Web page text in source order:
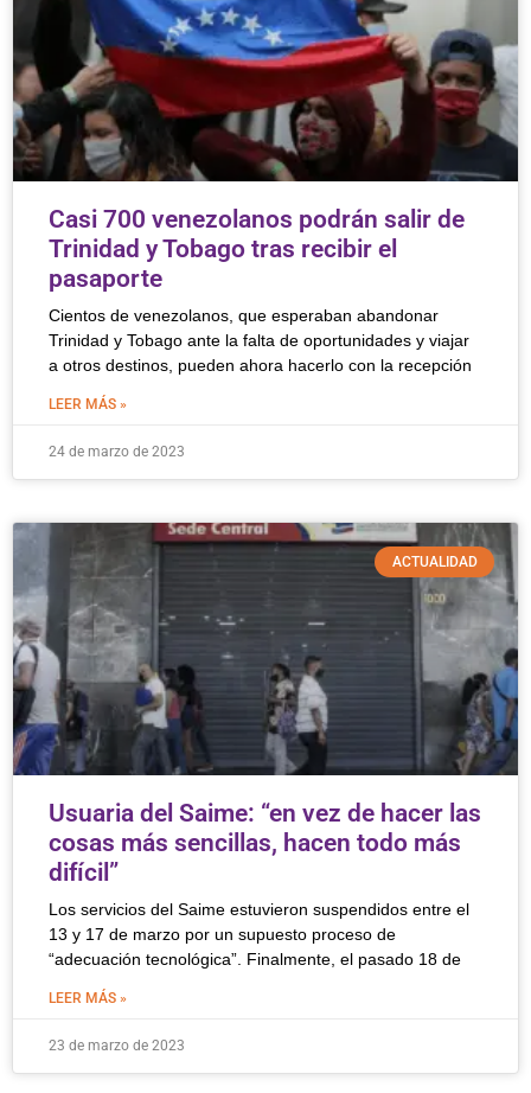
Casi 700 venezolanos podrán salir de
Trinidad y Tobago tras recibir el
pasaporte
Cientos de venezolanos, que esperaban abandonar
Trinidad y Tobago ante la falta de oportunidades y viajar
a otros destinos, pueden ahora hacerlo con la recepción
LEER MÁS »
24 de marzo de 2023
ACTUALIDAD
Usuaria del Saime: “en vez de hacer las
cosas más sencillas, hacen todo más
difícil”
Los servicios del Saime estuvieron suspendidos entre el
13 y 17 de marzo por un supuesto proceso de
“adecuación tecnológica”. Finalmente, el pasado 18 de
LEER MÁS »
23 de marzo de 2023